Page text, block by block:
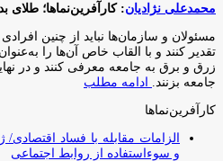
محمدعلی نژادیان: کارآفرین‌نماها؛ طلای
مسئولان و سازمان‌ها نباید از چنین
تقدیر کنند و با القاب خاص آ‌ن‌ها را
زرق و برق به جامعه معرفی کنند و در
جامعه بزنند.
ادامه مطلب
کارآفرین‌نماها
الزامات مقابله با فساد
و سوءاستفاده از روابط اجتماعی